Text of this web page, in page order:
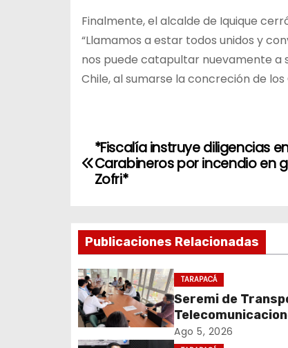
Finalmente, el alcalde de Iquique
“Llamamos a estar todos unidos y
nos puede catapultar nuevamente a
Chile, al sumarse la concreción de
N
a
e
g
a
c
*Fiscalía instruye diligencias
Carabineros por incendio en
Zofri*
Publicaciones Relacionadas
TARAPACÁ
Seremi de
encabezó primera
Ago 5, 2026